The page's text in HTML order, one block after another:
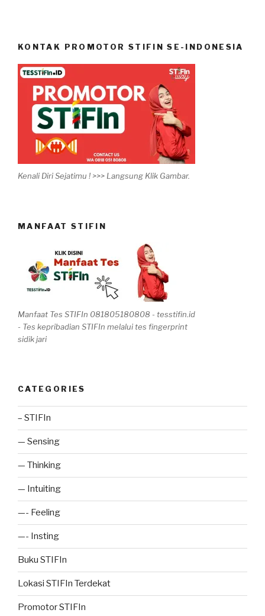
KONTAK PROMOTOR STIFIN SE-INDONESIA
Kenali Diri Sejatimu ! >>> Langsung Klik Gambar.
MANFAAT STIFIN
Manfaat Tes STIFIn 081805180808 - tesstifin.id
- Tes kepribadian STIFIn melalui tes fingerprint
sidik jari
CATEGORIES
– STIFIn
— Sensing
— Thinking
— Intuiting
—- Feeling
—- Insting
Buku STIFIn
Lokasi STIFIn Terdekat
Promotor STIFIn